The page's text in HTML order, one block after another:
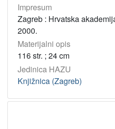
Impresum
Zagreb : Hrvatska
2000.
Materijalni opis
116 str. ; 24 cm
Jedinica HAZU
Knjižnica (Zagreb)